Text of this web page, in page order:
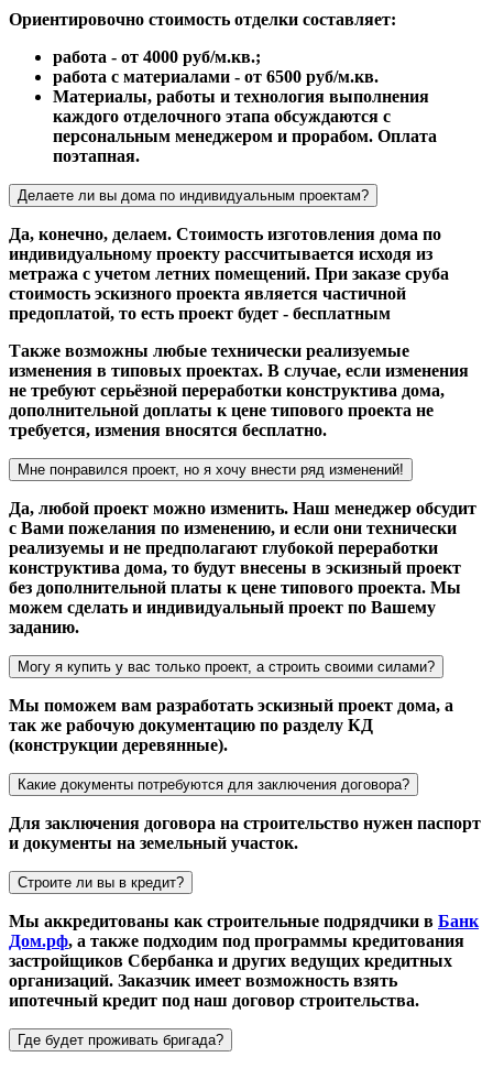
Ориентировочно стоимость отделки составляет:
работа - от 4000 руб/м.кв.;
работа с материалами - от 6500 руб/м.кв.
Материалы, работы и технология выполнения
каждого отделочного этапа обсуждаются с
персональным менеджером и прорабом. Оплата
поэтапная.
Делаете ли вы дома по индивидуальным проектам?
Да, конечно, делаем. Стоимость изготовления дома по
индивидуальному проекту рассчитывается исходя из
метража с учетом летних помещений. При заказе сруба
стоимость эскизного проекта является частичной
предоплатой, то есть проект будет - бесплатным
Также возможны любые технически реализуемые
изменения в типовых проектах. В случае, если изменения
не требуют серьёзной переработки конструктива дома,
дополнительной доплаты к цене типового проекта не
требуется, измения вносятся бесплатно.
Мне понравился проект, но я хочу внести ряд изменений!
Да, любой проект можно изменить. Наш менеджер обсудит
с Вами пожелания по изменению, и если они технически
реализуемы и не предполагают глубокой переработки
конструктива дома, то будут внесены в эскизный проект
без дополнительной платы к цене типового проекта. Мы
можем сделать и индивидуальный проект по Вашему
заданию.
Могу я купить у вас только проект, а строить своими силами?
Мы поможем вам разработать эскизный проект дома, а
так же рабочую документацию по разделу КД
(конструкции деревянные).
Какие документы потребуются для заключения договора?
Для заключения договора на строительство нужен паспорт
и документы на земельный участок.
Строите ли вы в кредит?
Мы аккредитованы как строительные подрядчики в Банк
Дом.рф, а также подходим под программы кредитования
застройщиков Сбербанка и других ведущих кредитных
организаций. Заказчик имеет возможность взять
ипотечный кредит под наш договор строительства.
Где будет проживать бригада?